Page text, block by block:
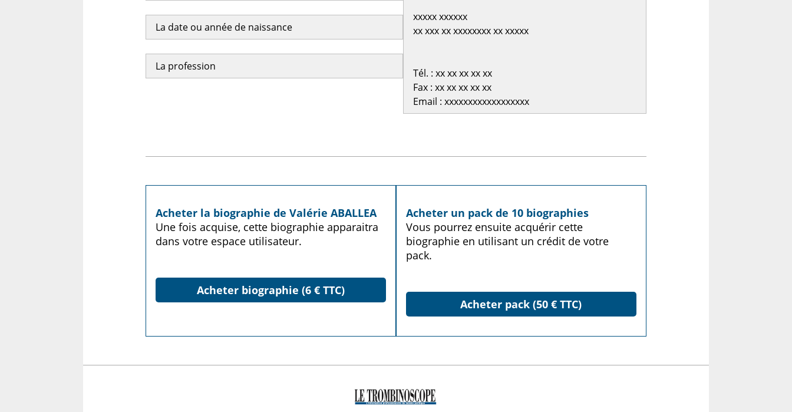
La date ou année de naissance
La profession
xxxxx xxxxxx
xx xxx xx xxxxxxxx xx xxxxx
Tél. : xx xx xx xx xx
Fax : xx xx xx xx xx
Email : xxxxxxxxxxxxxxxxxx
Acheter la biographie de Valérie ABALLEA
Une fois acquise, cette biographie apparaitra
dans votre espace utilisateur.
Acheter biographie (6 € TTC)
Acheter un pack de 10 biographies
Vous pourrez ensuite acquérir cette
biographie en utilisant un crédit de votre
pack.
Acheter pack (50 € TTC)